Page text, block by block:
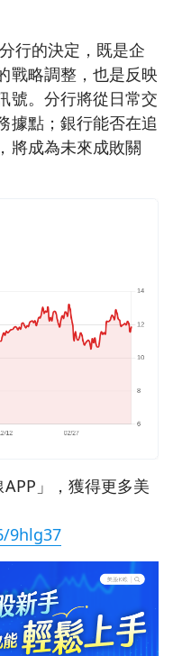
行的決定，既是企
戰略調整，也是反映
號。分行將從日常交
據點；銀行能否在追
將成為未來成敗關
」，獲得更多美
9hlg37